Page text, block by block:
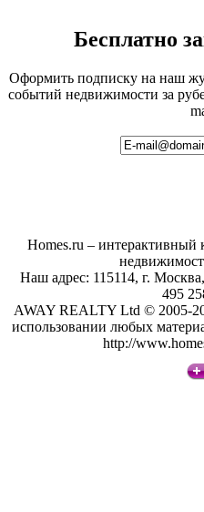
Бесплатно
Оформить подписку на наш
событий недвижимости за
Homes.ru – интерактивный
Наш адрес: 115114, г.
495
AWAY REALTY Ltd © 2005-
использовании любых
http://